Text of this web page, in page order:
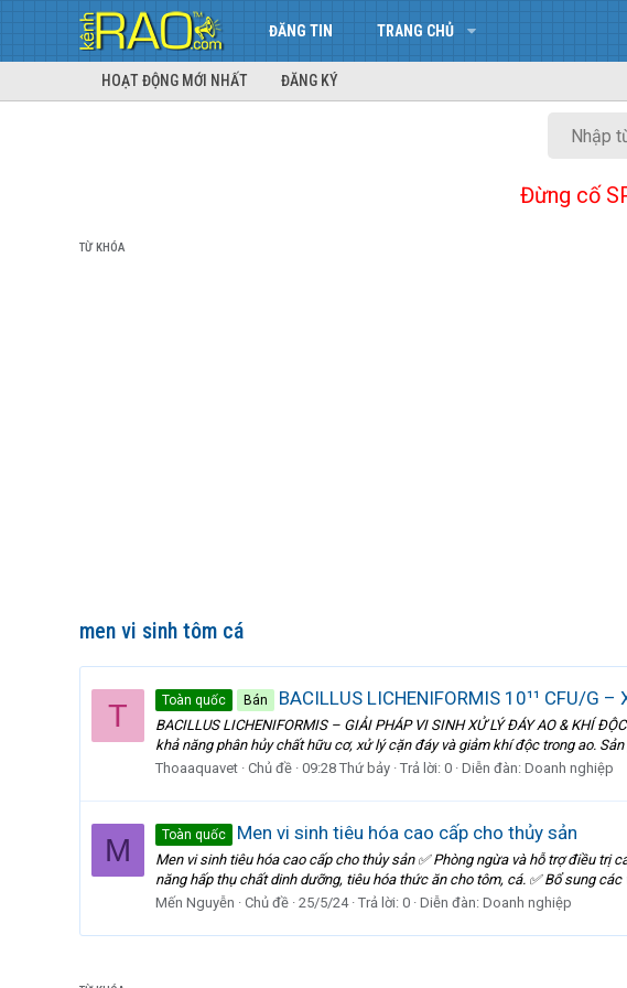
ĐĂNG TIN TRANG CHỦ
HOẠT ĐỘNG MỚI NHẤT ĐĂNG KÝ
Đừng cố
TỪ KHÓA
men vi sinh tôm cá
T Toàn quốc Bán BACILLUS LICHENIFORMIS 10¹¹ CFU/G
BACILLUS LICHENIFORMIS – GIẢI PHÁP VI SINH XỬ LÝ ĐÁY AO & KHÍ
khả năng phân hủy chất hữu cơ, xử lý cặn đáy và giảm khí độc trong ao.
Thoaaquavet Chủ đề 09:28 Thứ bảy Trả lời: 0 Diễn đàn: Doanh nghiệp
M Toàn quốc Men vi sinh tiêu hóa cao cấp cho thủy sản
Men vi sinh tiêu hóa cao cấp cho thủy sản ✅ Phòng ngừa và hỗ trợ điều trị
năng hấp thụ chất dinh dưỡng, tiêu hóa thức ăn cho tôm, cá. ✅ Bổ sung các
Mến Nguyễn
Chủ đề 25/5/24 Trả lời: 0 Diễn đàn: Doanh nghiệp